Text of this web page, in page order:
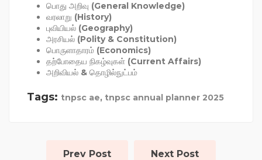
பொது அறிவு (General Knowledge)
வரலாறு (History)
புவியியல் (Geography)
அரசியல் (Polity & Constitution)
பொருளாதாரம் (Economics)
தற்போதைய நிகழ்வுகள் (Current Affairs)
அறிவியல் & தொழில்நுட்பம்
Tags: tnpsc ae, tnpsc annual planner 2025
Prev Post Next Post